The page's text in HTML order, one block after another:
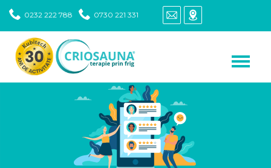
0232 222 788 0730 221 331